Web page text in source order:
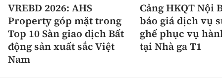
VREBD 2026: AHS
Property góp mặt trong
Top 10 Sàn giao dịch Bất
động sản xuất sắc Việt
Nam
Cảng HKQT Nội
báo giá dịch vụ
ghế phục vụ
tại Nhà ga T1